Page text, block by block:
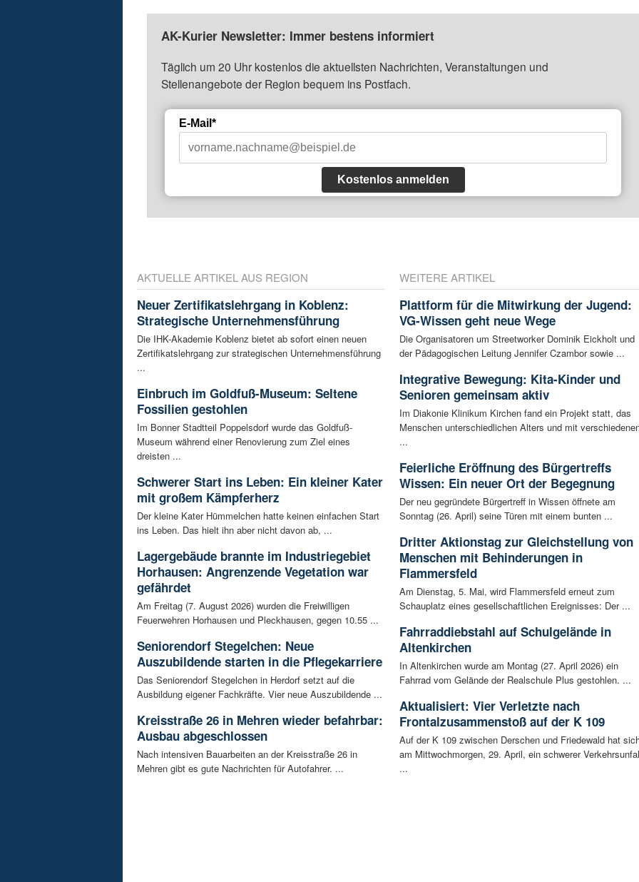
AK-Kurier Newsletter: Immer bestens informiert
Täglich um 20 Uhr kostenlos die aktuellsten Nachrichten, Veranstaltungen und
Stellenangebote der Region bequem ins Postfach.
E-Mail*
Kostenlos anmelden
AKTUELLE ARTIKEL AUS REGION
Neuer Zertifikatslehrgang in Koblenz:
Strategische Unternehmensführung
Die IHK-Akademie Koblenz bietet ab sofort einen neuen
Zertifikatslehrgang zur strategischen Unternehmensführung
...
Einbruch im Goldfuß-Museum: Seltene
Fossilien gestohlen
Im Bonner Stadtteil Poppelsdorf wurde das Goldfuß-
Museum während einer Renovierung zum Ziel eines
dreisten ...
Schwerer Start ins Leben: Ein kleiner Kater
mit großem Kämpferherz
Der kleine Kater Hümmelchen hatte keinen einfachen Start
ins Leben. Das hielt ihn aber nicht davon ab, ...
Lagergebäude brannte im Industriegebiet
Horhausen: Angrenzende Vegetation war
gefährdet
Am Freitag (7. August 2026) wurden die Freiwilligen
Feuerwehren Horhausen und Pleckhausen, gegen 10.55 ...
Seniorendorf Stegelchen: Neue
Auszubildende starten in die Pflegekarriere
Das Seniorendorf Stegelchen in Herdorf setzt auf die
Ausbildung eigener Fachkräfte. Vier neue Auszubildende ...
Kreisstraße 26 in Mehren wieder befahrbar:
Ausbau abgeschlossen
Nach intensiven Bauarbeiten an der Kreisstraße 26 in
Mehren gibt es gute Nachrichten für Autofahrer. ...
WEITERE ARTIKEL
Plattform für die Mitwirkung der Jugend:
VG-Wissen geht neue Wege
Die Organisatoren um Streetworker Dominik Eickholt und
der Pädagogischen Leitung Jennifer Czambor sowie ...
Integrative Bewegung: Kita-Kinder und
Senioren gemeinsam aktiv
Im Diakonie Klinikum Kirchen fand ein Projekt statt, das
Menschen unterschiedlichen Alters und mit
...
Feierliche Eröffnung des Bürgertreffs
Wissen: Ein neuer Ort der Begegnung
Der neu gegründete Bürgertreff in Wissen öffnete am
Sonntag (26. April) seine Türen mit einem bunten ...
Dritter Aktionstag zur Gleichstellung von
Menschen mit Behinderungen in
Flammersfeld
Am Dienstag, 5. Mai, wird Flammersfeld erneut zum
Schauplatz eines gesellschaftlichen Ereignisses: Der ...
Fahrraddiebstahl auf Schulgelände in
Altenkirchen
In Altenkirchen wurde am Montag (27. April 2026) ein
Fahrrad vom Gelände der Realschule Plus gestohlen. ...
Aktualisiert: Vier Verletzte nach
Frontalzusammenstoß auf der K 109
Auf der K 109 zwischen Derschen und Friedewald hat
am Mittwochmorgen, 29. April, ein schwerer
...